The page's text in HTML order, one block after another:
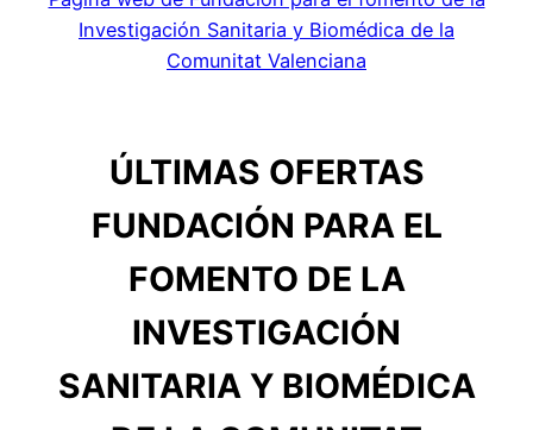
Investigación Sanitaria y Biomédica de la
Comunitat Valenciana
ÚLTIMAS OFERTAS
FUNDACIÓN PARA EL
FOMENTO DE LA
INVESTIGACIÓN
SANITARIA Y BIOMÉDICA